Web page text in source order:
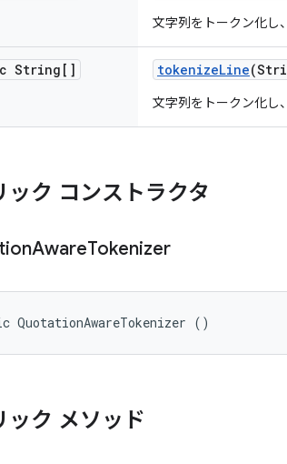
文字列をトークン化し
String[] tokenizeLine
文字列をトークン化し
ック コンストラクタ
AwareTokenizer
QuotationAwareTokenizer ()
ック メソッド